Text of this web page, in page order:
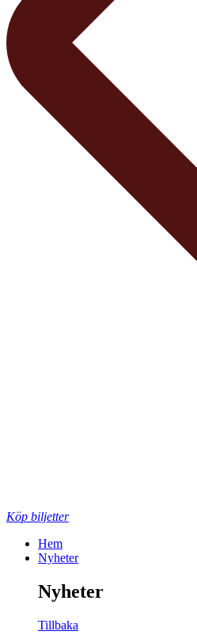
Köp biljetter
Hem
Nyheter
Nyheter
Tillbaka